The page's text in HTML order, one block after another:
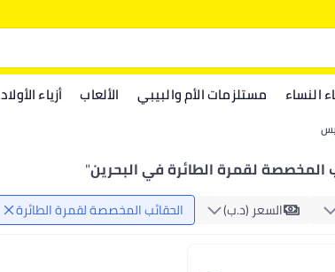
النساء مستلزمات الأم والبيبي الألعاب أزياء الأولاد
المخصصة لقمرة الطائرة في البحرين"
السعر (د.ب‏) الحقائب المخصصة لقمرة الطائرة